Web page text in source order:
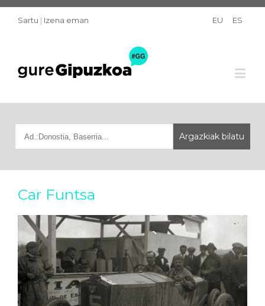
Sartu | Izena eman EU ES
Car Funtsa